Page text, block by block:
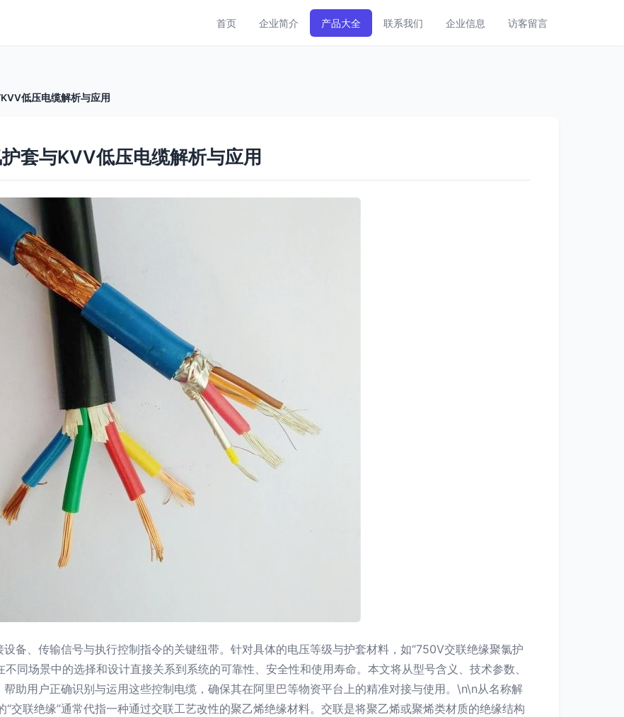
首页 企业简介 产品大全 联系我们 企业信息 访客留言
低压电缆解析与应用
套与KVV低压电缆解析与应用
备、传输信号与执行控制指令的关键纽带。针对具体的电压等级与护套材料，如“750V交联绝缘聚氯护
同场景中的选择和设计直接关系到系统的可靠性、安全性和使用寿命。本文将从型号含义、技术参数、
助用户正确识别与运用这些控制电缆，确保其在阿里巴等物资平台上的精准对接与使用。\n\n从名称解
交联绝缘”通常代指一种通过交联工艺改性的聚乙烯绝缘材料。交联是将聚乙烯或聚烯类材质的绝缘结构